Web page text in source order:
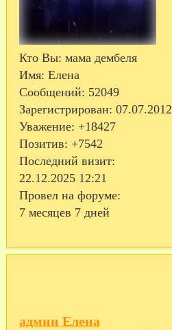
Кто Вы: мама дембеля
Имя: Елена
Сообщений: 52049
Зарегистрирован: 07.07.2012
Уважение: +18427
Позитив: +7542
Последний визит:
22.12.2025 12:21
Провел на форуме:
7 месяцев 7 дней
админ Елена